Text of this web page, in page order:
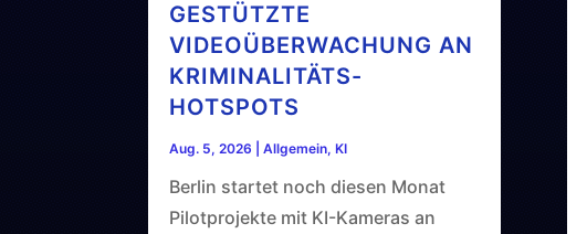
GESTÜTZTE
VIDEOÜBERWACHUNG AN
KRIMINALITÄTS-
HOTSPOTS
Aug. 5, 2026 |Allgemein,KI
Berlin startet noch diesen Monat
Pilotprojekte mit KI-Kameras an